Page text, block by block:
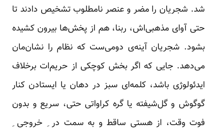
شد. شجریان را مضر و عنصر نامطلوب تشخیص دادند تا
حتی آوای مذهبی‌اش، ربنا، هم از پخش‌ها بیرون کشیده
بشود. شجریان آینه‌ی دومی‌ست که نظام را نشان‌مان
می‌دهد. جایی که اگر بخش کوچکی از حریم‌ات برخلاف
ایدئولوژی باشد، کلمه‌ای سبز در دهان یا ایستادن کنار
گوگوش و گل‌شیفته یا گره کراواتی حتی، سریع و بدون
فوت وقت، از هستی ساقط و به سمت در ِ خروجی ِ